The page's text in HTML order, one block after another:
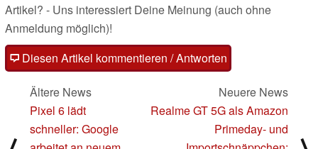
Artikel? - Uns interessiert Deine Meinung (auch ohne
Anmeldung möglich)!
Diesen Artikel kommentieren / Antworten
Ältere News
Pixel 6 lädt
schneller: Google
Neuere News
Realme GT 5G als Amazon
Primeday- und